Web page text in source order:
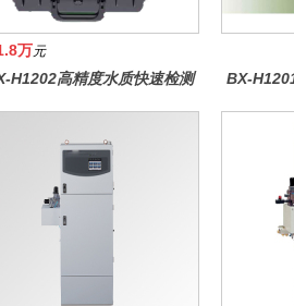
万元
H1202高精度水质快速检测
BX-